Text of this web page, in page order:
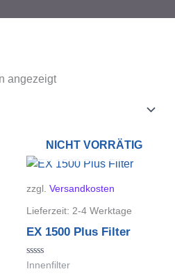
angezeigt
NICHT VORRÄTIG
zzgl. Versandkosten
Lieferzeit: 2-4 Werktage
EX 1500 Plus Filter
Bewertet
Innenfilter